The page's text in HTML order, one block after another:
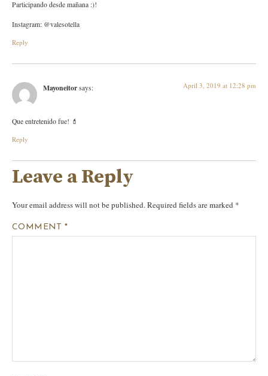
Participando desde mañana :)!
Instagram: @valesotella
Reply
Mayoneitor says: April 3, 2019 at 12:28 pm
Que entretenido fue! 💄
Reply
Leave a Reply
Your email address will not be published. Required fields are marked *
COMMENT*